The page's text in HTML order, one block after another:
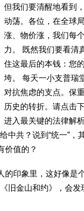
但我们要清醒地看到
动荡。各位，在全球
涨、物价涨，我们每
力。 既然我们要看清
住这最后的本钱：您
垮。 每天一小支普瑞
对抗焦虑的支点。保
历史的转折。请点击
进入最关键的法律解
中共？说到“统一”，
价值的？
的印象里，这好像是
旧金山和约》，会